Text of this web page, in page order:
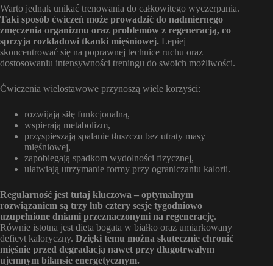
Warto jednak unikać trenowania do całkowitego wyczerpania.
Taki sposób ćwiczeń może prowadzić do nadmiernego
zmęczenia organizmu oraz problemów z regeneracją, co
sprzyja rozkładowi tkanki mięśniowej. Lepiej
skoncentrować się na poprawnej technice ruchu oraz
dostosowaniu intensywności treningu do swoich możliwości.
Ćwiczenia wielostawowe przynoszą wiele korzyści:
rozwijają siłę funkcjonalną,
wspierają metabolizm,
przyspieszają spalanie tłuszczu bez utraty masy
mięśniowej,
zapobiegają spadkom wydolności fizycznej,
ułatwiają utrzymanie formy przy ograniczaniu kalorii.
Regularność jest tutaj kluczowa – optymalnym
rozwiązaniem są trzy lub cztery sesje tygodniowo
uzupełnione dniami przeznaczonymi na regenerację.
Równie istotna jest dieta bogata w białko oraz umiarkowany
deficyt kaloryczny. Dzięki temu można skutecznie chronić
mięśnie przed degradacją nawet przy długotrwałym
ujemnym bilansie energetycznym.